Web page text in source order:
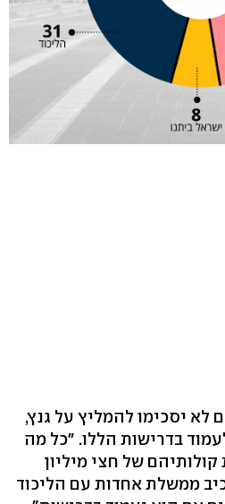
לא יסכימו להמליץ על גנץ,
בדרישות הללו. "כל מה
של חצי מיליון
ממשלת אחדות עם הליכוד